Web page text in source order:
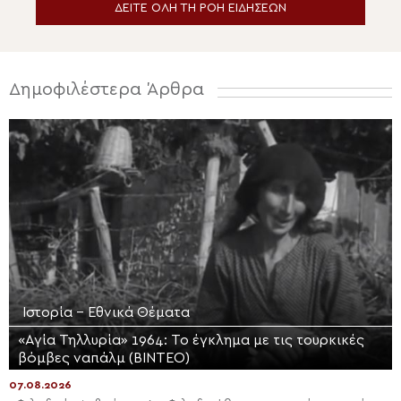
ΔΕΙΤΕ ΟΛΗ ΤΗ ΡΟΗ ΕΙΔΗΣΕΩΝ
Δημοφιλέστερα Άρθρα
Ιστορία - Εθνικά Θέματα
«Αγία Τηλλυρία» 1964: Το έγκλημα με τις τουρκικές
βόμβες ναπάλμ (ΒΙΝΤΕΟ)
07.08.2026